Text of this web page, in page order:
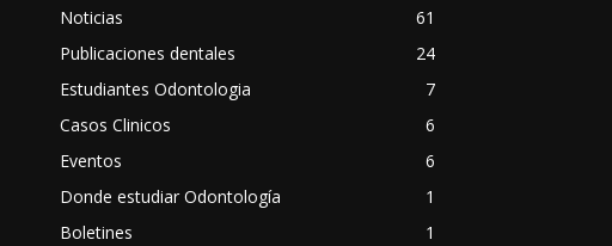
Noticias
61
Publicaciones dentales
24
Estudiantes Odontologia
7
Casos Clinicos
6
Eventos
6
Donde estudiar Odontología
1
Boletines
1